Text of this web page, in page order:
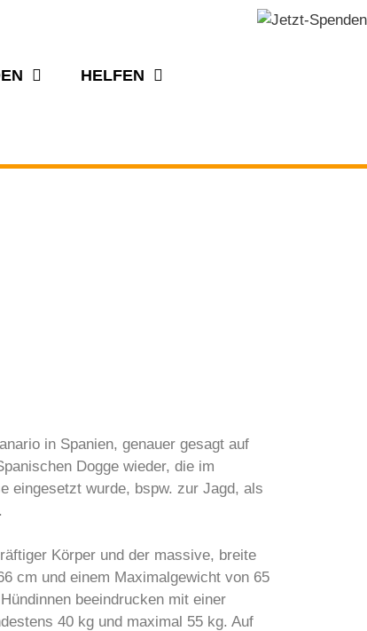
HELFEN
in Spanien, genauer gesagt auf
Dogge wieder, die im
eingesetzt wurde, bspw. zur Jagd, als
Körper und der massive, breite
cm und einem Maximalgewicht von 65
beeindrucken mit einer
40 kg und maximal 55 kg. Auf